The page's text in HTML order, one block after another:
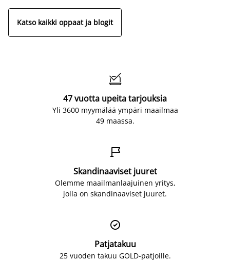
Katso kaikki oppaat ja blogit

47 vuotta upeita tarjouksia
Yli 3600 myymälää ympäri maailmaa
49 maassa.

Skandinaaviset juuret
Olemme maailmanlaajuinen yritys,
jolla on skandinaaviset juuret.

Patjatakuu
25 vuoden takuu GOLD-patjoille.